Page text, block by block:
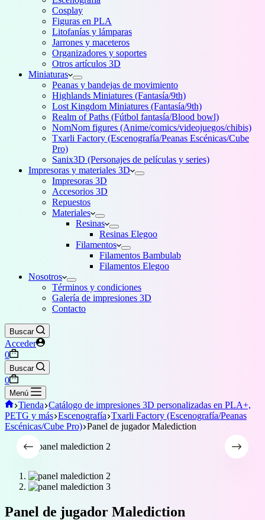
Cosplay
Figuras en PLA
Litofanías y lámparas
Jarrones y maceteros
Organizadores y soportes
Otros artículos 3D
Miniaturas
Peanas y bandejas de movimiento
Highlands Miniatures (Fantasía/9th)
Lost Kingdom Miniatures (Fantasía/9th)
Realm of Paths (Fútbol fantasía/Blood bowl)
NomNom figures (Anime/comics/videojuegos/chibis)
Txarli Factory (Escenografía/Peanas Escénicas/Cube
Pro)
Sanix3D (Personajes de películas y series)
Impresoras y materiales 3D
Impresoras 3D
Accesorios 3D
Repuestos
Materiales
Resinas
Resinas Elegoo
Filamentos
Filamentos Bambulab
Filamentos Elegoo
Nosotros
Términos y condiciones
Galería de impresiones 3D
Contacto
Buscar
Acceder
Carro
de
compra
0
Buscar
Carro
de
compra
0
Menú
Inicio
Tienda Catálogo de impresiones 3D personalizadas en PLA+,
PETG y más Escenografía Txarli Factory (Escenografía/Peanas
Escénicas/Cube Pro) Panel de jugador Malediction
Panel de jugador Malediction